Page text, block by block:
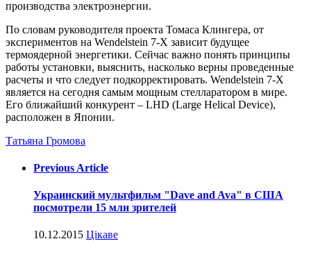
производства электроэнергии.
По словам руководителя проекта Томаса Клингера, от
экспериментов на Wendelstein 7-X зависит будущее
термоядерной энергетики. Сейчас важно понять принципы
работы установки, выяснить, насколько верны проведенные
расчеты и что следует подкорректировать. Wendelstein 7-X
является на сегодня самым мощным стелларатором в мире.
Его ближайший конкурент – LHD (Large Helical Device),
расположен в Японии.
Татьяна Громова
Previous Article
Украинский мультфильм "Dave and Ava" в США
посмотрели 15 млн зрителей
10.12.2015 Цікаве